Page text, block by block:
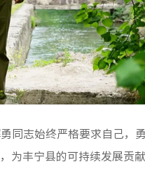
同志始终严格要求自己，
为丰宁县的可持续发展贡献